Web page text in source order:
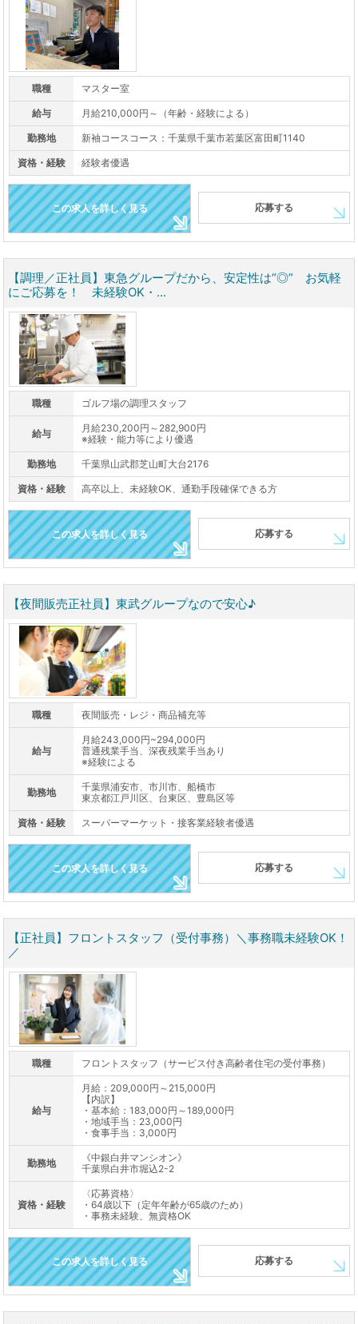
職種 マスター室
給与 月給210,000円～（年齢・経験による）
勤務地 新袖コースコース：千葉県千葉市若葉区富田町1140
資格・経験 経験者優遇
この求人を詳しく見る 応募する
【調理／正社員】東急グループだから、安定性は“◎” お気軽
にご応募を！ 未経験OK・...
職種 ゴルフ場の調理スタッフ
給与
月給230,200円～282,900円
※経験・能力等により優遇
勤務地 千葉県山武郡芝山町大台2176
資格・経験 高卒以上、未経験OK、通勤手段確保できる方
この求人を詳しく見る 応募する
【夜間販売正社員】東武グループなので安心♪
職種 夜間販売・レジ・商品補充等
給与
月給243,000円~294,000円
普通残業手当、深夜残業手当あり
※経験による
勤務地
千葉県浦安市、市川市、船橋市
東京都江戸川区、台東区、豊島区等
資格・経験 スーパーマーケット・接客業経験者優遇
この求人を詳しく見る 応募する
【正社員】フロントスタッフ（受付事務）＼事務職未経験OK！
／
職種 フロントスタッフ（サービス付き高齢者住宅の受付事務）
給与
月給：209,000円～215,000円
【内訳】
・基本給：183,000円～189,000円
・地域手当：23,000円
・食事手当：3,000円
勤務地
《中銀白井マンシオン》
千葉県白井市堀込2-2
資格・経験
〈応募資格〉
・64歳以下（定年年齢が65歳のため）
・事務未経験、無資格OK
この求人を詳しく見る 応募する